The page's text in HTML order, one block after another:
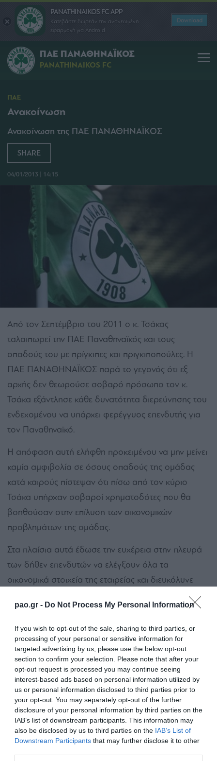
pao.gr - Do Not Process My Personal Information
If you wish to opt-out of the sale, sharing to third parties, or
processing of your personal or sensitive information for
targeted advertising by us, please use the below opt-out
section to confirm your selection. Please note that after your
opt-out request is processed you may continue seeing
interest-based ads based on personal information utilized by
us or personal information disclosed to third parties prior to
your opt-out. You may separately opt-out of the further
disclosure of your personal information by third parties on the
IAB’s list of downstream participants. This information may
also be disclosed by us to third parties on the IAB’s List of
Downstream Participants that may further disclose it to other
PANATHINAIKOS FC APP
Κατεβάστε δωρεάν την ανανεωμένη
εφαρμογή για Android
Download
ΠΑΕ ΠΑΝΑΘΗΝΑΪΚΟΣ
PANATHINAIKOS FC
ΠΑΕ
Ανακοίνωση
Ανακοίνωση της ΠΑΕ ΠΑΝΑΘΗΝΑΪΚΟΣ
SHARE
04/01/2013 | 14:15
Από τον Σεπτέμβριο του 2011 ο κ. Τσάκας
ταλαιπωρεί την ΠΑΕ Παναθηναϊκός και τους
οπαδούς του με πρίγκιπες και πριγκιποπούλες. Η
ΠΑΕ ΠΑΝΑΘΗΝΑΪΚΟΣ παρά το γεγονός ότι εξ
αρχής δεν θεωρούσε σοβαρό πρόσωπο τον κ.
Τσάκα εξάντλησε κάθε δυνατότητα διερεύνησης του
ενδεχομένου να υπάρχει φερέγγυος επενδυτής για
τον Παναθηναϊκό.
Η απόφαση αυτή ελήφθη προκειμένου να μην μείνει
καμία αμφιβολία σε όσους οπαδούς της ομάδας
κατά καιρούς πίστεψαν ότι πίσω από τον κύριο
Τσάκα υπήρχαν σοβαροί χρηματοδότες που θα
βοηθούσαν στην επίλυση των οικονομικών
προβλημάτων της ομάδας.
Στα πλαίσια αυτά έδωσε την ευχέρεια στην πλευρά
των δήθεν επενδυτών να ελέγξουν όλα τα
οικονομικά στοιχεία της εταιρείας και διευκόλυνε
αμφισβητούσε τα κίνητρά τους.
Μάλιστα η διοίκηση της ΠΑΕ ΠΑΝΑΘΗΝΑΪΚΟΣ
συγκάλεσε για σήμερα το μεσημέρι δύο διοικητικά
συμβούλια, προκειμένου να δεχτεί την επένδυση των
28.000.000 ευρώ, και κατόπιν να παραιτηθούν τα
μέλη του διοικητικού συμβουλίου και να οριστεί το
νέο ΔΣ από την πλευρά της Αυτού Υψηλότητας. Και
τούτο παρά το γεγονός ότι μετά την περιπέτεια της
ουδέποτε εμφανισθείσας επιταγής είχε γίνει σαφές
ότι όλη υπόθεση είχε ελάχιστες πιθανότητες να έχει